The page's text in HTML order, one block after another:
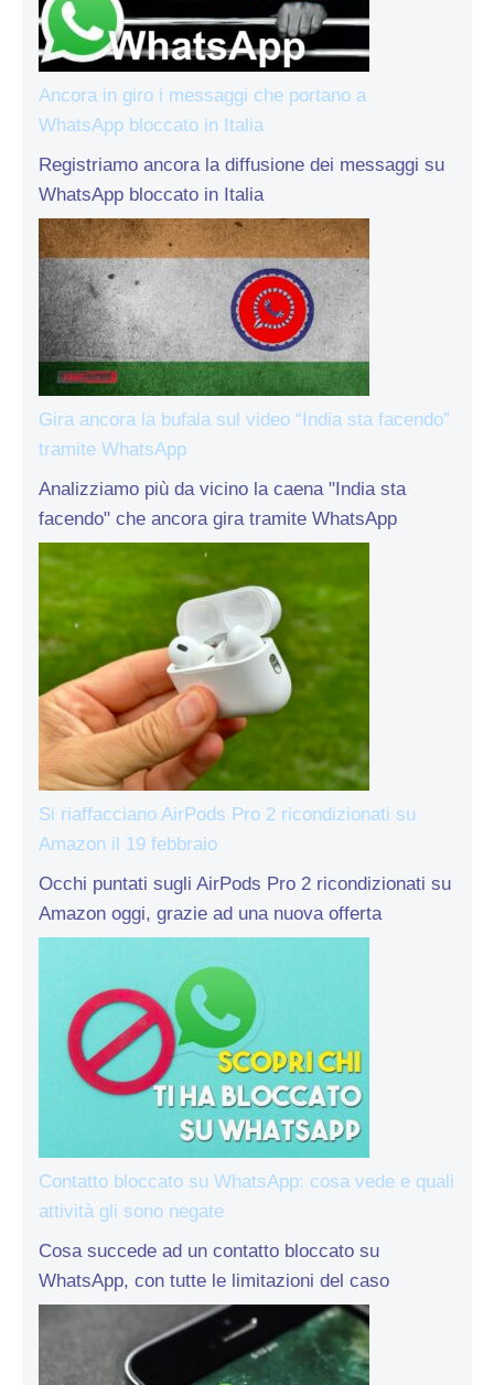
Ancora in giro i messaggi che portano a
WhatsApp bloccato in Italia
Registriamo ancora la diffusione dei messaggi su
WhatsApp bloccato in Italia
Gira ancora la bufala sul video “India sta facendo”
tramite WhatsApp
Analizziamo più da vicino la caena "India sta
facendo" che ancora gira tramite WhatsApp
Si riaffacciano AirPods Pro 2 ricondizionati su
Amazon il 19 febbraio
Occhi puntati sugli AirPods Pro 2 ricondizionati su
Amazon oggi, grazie ad una nuova offerta
Contatto bloccato su WhatsApp: cosa vede e quali
attività gli sono negate
Cosa succede ad un contatto bloccato su
WhatsApp, con tutte le limitazioni del caso